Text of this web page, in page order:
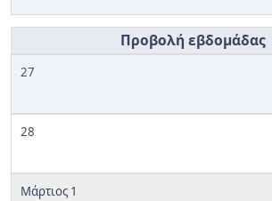
27
28
Μάρτιος 1